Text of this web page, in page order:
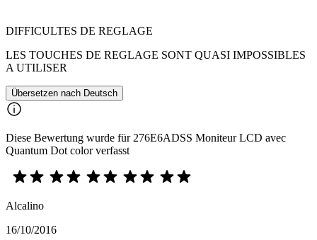
DIFFICULTES DE REGLAGE
LES TOUCHES DE REGLAGE SONT QUASI IMPOSSIBLES
A UTILISER
Übersetzen nach Deutsch
Diese Bewertung wurde für 276E6ADSS Moniteur LCD avec
Quantum Dot color verfasst
Alcalino
16/10/2016